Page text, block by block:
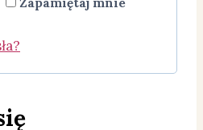
Zapamiętaj mnie